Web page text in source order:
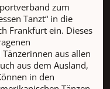
zum
Tanzt“ in die
Frankfurt ein. Dieses
aus allen
aus dem Ausland,
in den